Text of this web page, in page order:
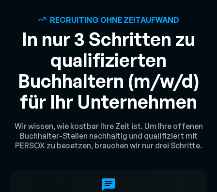
RECRUITING OHNE ZEITAUFWAND
In nur 3 Schritten zu
qualifizierten
Buchhaltern (m/w/d)
für Ihr Unternehmen
Wir wissen, wie kostbar Ihre Zeit ist. Um Ihre offenen
Buchhalter-Stellen nachhaltig und qualifiziert mit
PERSOX zu besetzen, brauchen wir nur drei Schritte.